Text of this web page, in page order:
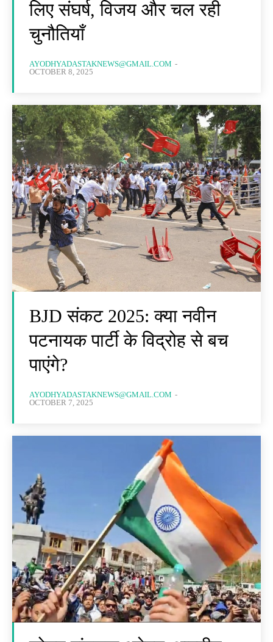
लिए संघर्ष, विजय और चल रही
चुनौतियाँ
AYODHYADASTAKNEWS@GMAIL.COM -
OCTOBER 8, 2025
BJD संकट 2025: क्या नवीन
पटनायक पार्टी के विद्रोह से बच
पाएंगे?
AYODHYADASTAKNEWS@GMAIL.COM -
OCTOBER 7, 2025